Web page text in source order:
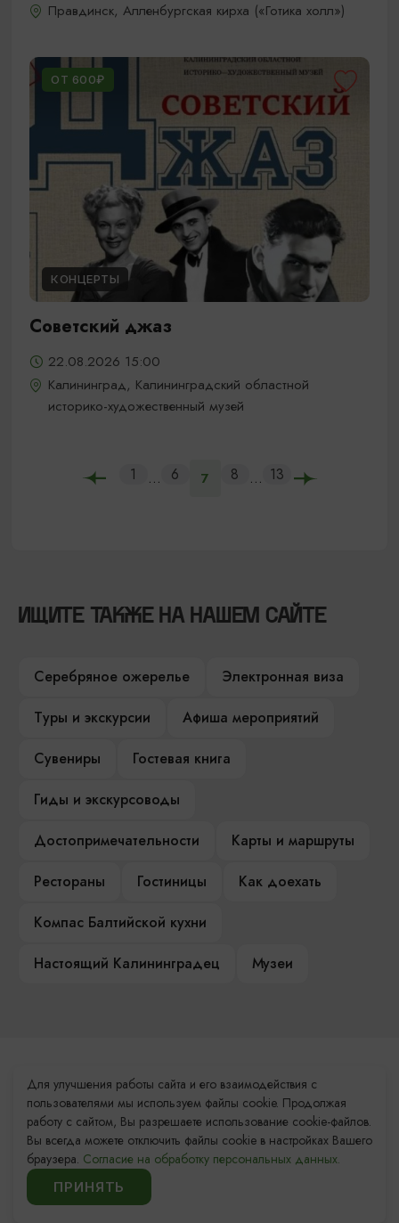
Правдинск, Алленбургская кирха («Готика холл»)
ОТ 600₽
КОНЦЕРТЫ
Советский джаз
22.08.2026 15:00
Калининград, Калининградский областной
историко-художественный музей
1 ... 6 7 8 ... 13
ИЩИТЕ ТАКЖЕ НА НАШЕМ САЙТЕ
Серебряное ожерелье
Электронная виза
Туры и экскурсии
Афиша мероприятий
Сувениры
Гостевая книга
Гиды и экскурсоводы
Достопримечательности
Карты и маршруты
Рестораны
Гостиницы
Как доехать
Компас Балтийской кухни
Настоящий Калининградец
Музеи
Контакты Туристского
информационного центра
+7 (4012) 555-200
8 (800) 200-55-39
info@visit-kaliningrad.ru
Для улучшения работы сайта и его взаимодействия с
пользователями мы используем файлы cookie. Продолжая
работу с сайтом, Вы разрешаете использование cookie-файлов.
Вы всегда можете отключить файлы cookie в настройках Вашего
браузера. Согласие на обработку персональных данных.
ПРИНЯТЬ